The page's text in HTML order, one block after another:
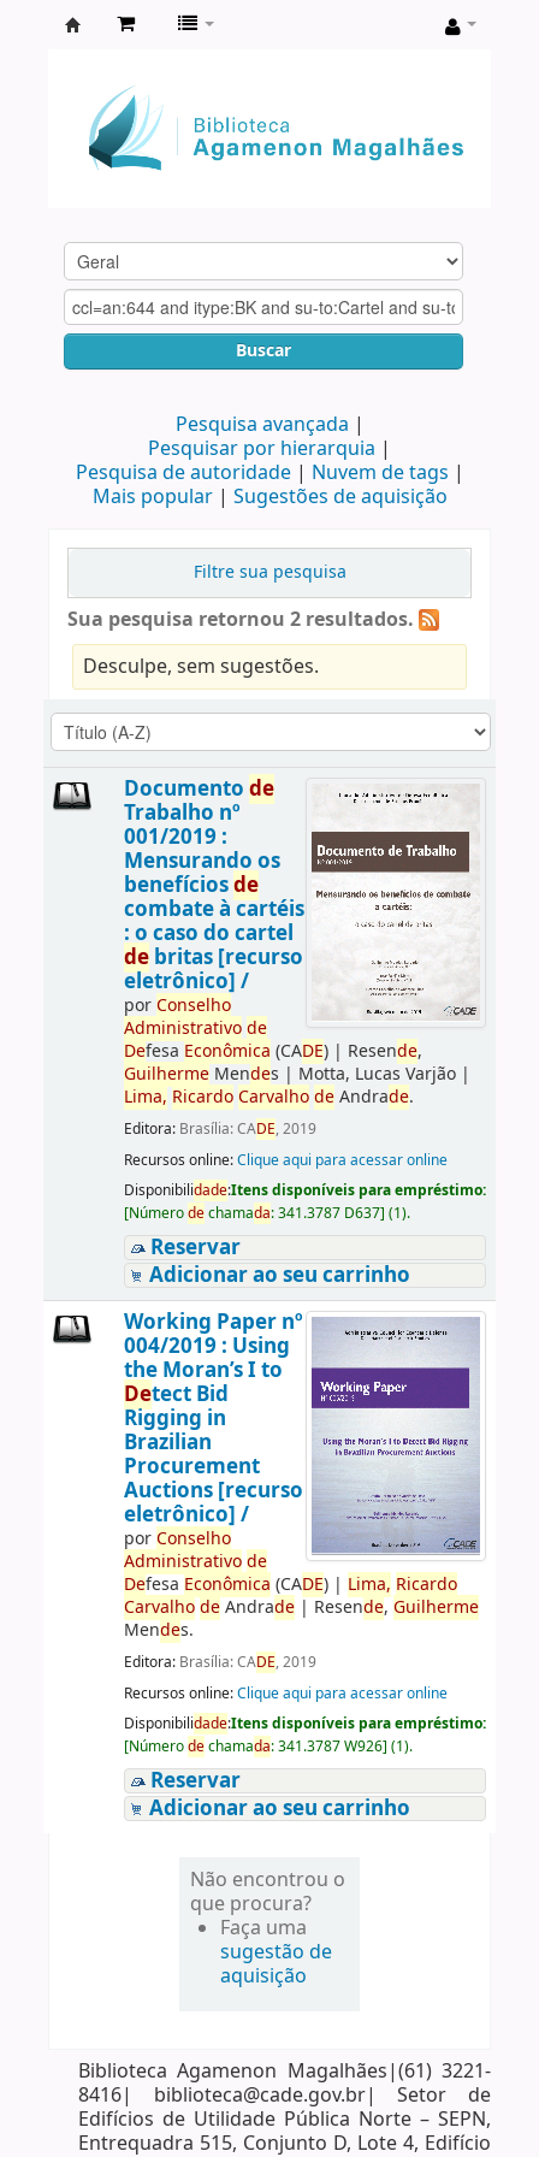
Agamenon
Magalhães
Buscar
Pesquisa avançada
Pesquisar por hierarquia
Pesquisa de autoridade
Nuvem de tags
Mais popular
Sugestões de aquisição
Filtre sua pesquisa
Sua pesquisa retornou 2 resultados.
Desculpe, sem sugestões.
Documento de
Trabalho nº
001/2019 :
Mensurando os
benefíciosde
combate à cartéis
: o caso do cartel
debritas [recurso
eletrônico] /
porConselho
Administrativo de
Defesa Econômica (CADE)| Resende,
GuilhermeMendes | Motta, Lucas Varjão|
Lima, Ricardo Carvalho deAndrade.
Editora: Brasília: CADE, 2019
Recursos online:Clique aqui para acessar online
Disponibilidade:Itens disponíveis para empréstimo:
[Númerodechamada:341.3787 D637] (1).
Reservar
Adicionar ao seu carrinho
Working Paper nº
004/2019 : Using
the Moran’s I to
Detect Bid
Rigging in
Brazilian
Procurement
Auctions [recurso
eletrônico] /
porConselho
Administrativo de
Defesa Econômica (CADE)| Lima, Ricardo
Carvalho deAndrade| Resende, Guilherme
Mendes.
Editora: Brasília: CADE, 2019
Recursos online:Clique aqui para acessar online
Disponibilidade:Itens disponíveis para empréstimo:
[Númerodechamada:341.3787 W926] (1).
Reservar
Adicionar ao seu carrinho
Não encontrou o
que procura?
Faça uma
sugestão de
aquisição
Biblioteca Agamenon Magalhães|(61) 3221-
8416| biblioteca@cade.gov.br| Setor de
Edifícios de Utilidade Pública Norte – SEPN,
Entrequadra 515, Conjunto D, Lote 4, Edifício